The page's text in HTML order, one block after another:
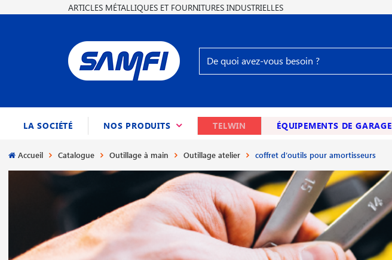
ARTICLES MÉTALLIQUES ET FOURNITURES INDUSTRIELLES
LA SOCIÉTÉ NOS PRODUITS (CURRENT)TELWIN ÉQUIPEMENTS DE GARAGE
Accueil Catalogue Outillage à main Outillage atelier coffret d′outils pour amortisseurs